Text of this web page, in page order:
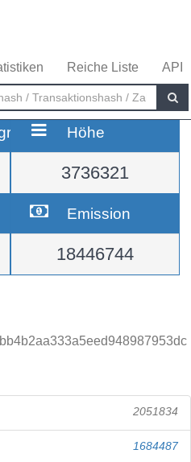
Reiche Liste API
Höhe
3736321
Emission
18446744
2051834
1684487